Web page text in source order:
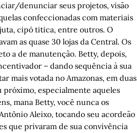
denunciar seus projetos, visão
confeccionadas com materiais
cipó titica, entre outros. O
as quase 30 lojas da Central. Os
a de manutenção. Betty, depois,
– dando sequência à sua
mais votada no Amazonas, em duas
especialmente aqueles
mana Betty, você nunca os
Aleixo, tocando seu acordeão
que privaram de sua convivência